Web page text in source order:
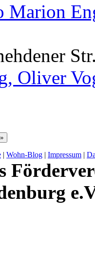
Marion
Oliver
| Wohn-Blog | Impressum |